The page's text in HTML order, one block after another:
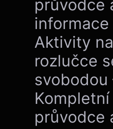
průvodce
informace
Aktivity na
rozlučce
svobodou
Kompletní
průvodce